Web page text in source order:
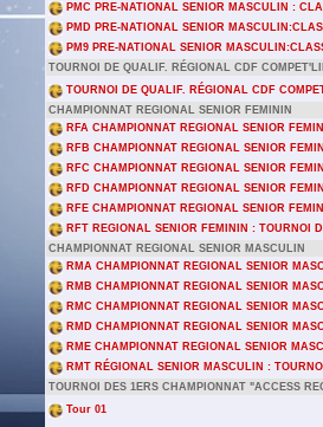
PMC PRE-NATIONAL SENIOR MASCULIN :
PMD PRE-NATIONAL SENIOR
PM9 PRE-NATIONAL SENIOR
TOURNOI DE QUALIF. RÉGIONAL CDF
TOURNOI DE QUALIF. RÉGIONAL CDF
CHAMPIONNAT REGIONAL SENIOR FEMININ
RFA CHAMPIONNAT REGIONAL SENIOR
RFB CHAMPIONNAT REGIONAL SENIOR
RFC CHAMPIONNAT REGIONAL SENIOR
RFD CHAMPIONNAT REGIONAL SENIOR
RFE CHAMPIONNAT REGIONAL SENIOR
RFT REGIONAL SENIOR FEMININ : TOURNOI
CHAMPIONNAT REGIONAL SENIOR MASCULIN
RMA CHAMPIONNAT REGIONAL SENIOR
RMB CHAMPIONNAT REGIONAL SENIOR
RMC CHAMPIONNAT REGIONAL SENIOR
RMD CHAMPIONNAT REGIONAL SENIOR
RME CHAMPIONNAT REGIONAL SENIOR
RMT RÉGIONAL SENIOR MASCULIN :
TOURNOI DES 1ERS CHAMPIONNAT "ACCESS
Tour 01